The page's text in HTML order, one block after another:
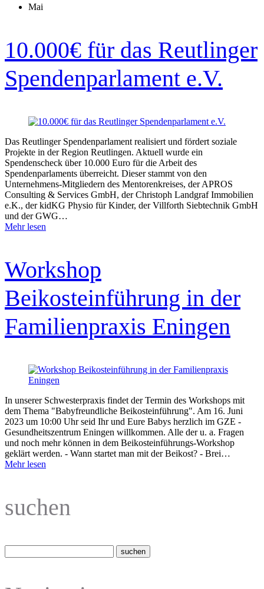
Mai
10.000€ für das Reutlinger
Spendenparlament e.V.
Das Reutlinger Spendenparlament realisiert und fördert soziale
Projekte in der Region Reutlingen. Aktuell wurde ein
Spendenscheck über 10.000 Euro für die Arbeit des
Spendenparlaments überreicht. Dieser stammt von den
Unternehmens-Mitgliedern des Mentorenkreises, der APROS
Consulting & Services GmbH, der Christoph Landgraf Immobilien
e.K., der kidKG Physio für Kinder, der Villforth Siebtechnik GmbH
und der GWG…
Mehr lesen
Workshop
Beikosteinführung in der
Familienpraxis Eningen
In unserer Schwesterpraxis findet der Termin des Workshops mit
dem Thema "Babyfreundliche Beikosteinführung". Am 16. Juni
2023 um 10:00 Uhr seid Ihr und Eure Babys herzlich im GZE -
Gesundheitszentrum Eningen willkommen. Alle der u. a. Fragen
und noch mehr können in dem Beikosteinführungs-Workshop
geklärt werden. - Wann startet man mit der Beikost? - Brei…
Mehr lesen
suchen